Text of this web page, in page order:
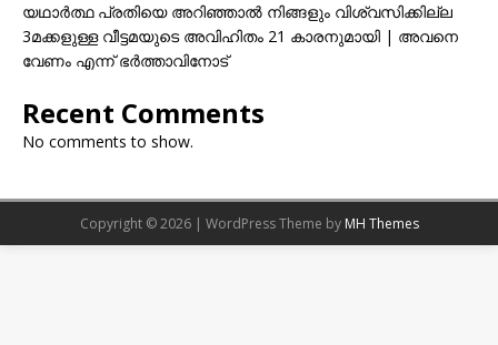
യഥാർത്ഥ പ്രതിയെ അറിഞ്ഞാൽ നിങ്ങളും വിശ്വസിക്കില്ല
3മക്കളുള്ള വീട്ടമയുടെ അവിഹിതം 21 കാരനുമായി | അവനെ
വേണം എന്ന് ഭർത്താവിനോട്
Recent Comments
No comments to show.
Copyright © 2026 | WordPress Theme by MH Themes